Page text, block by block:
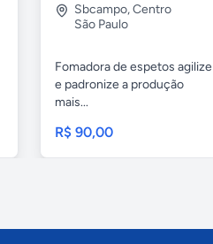
Sbcampo,Centro
São Paulo
Fomadora de espetos agilize
e padronize a produção
mais...
R$ 90,00